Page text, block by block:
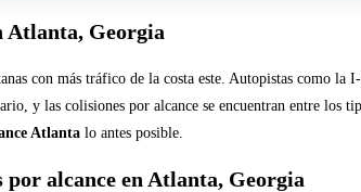
Atlanta, Georgia
con más tráfico de la costa este. Autopistas como
y las colisiones por alcance se encuentran entre los
Atlanta lo antes posible.
por alcance en Atlanta, Georgia